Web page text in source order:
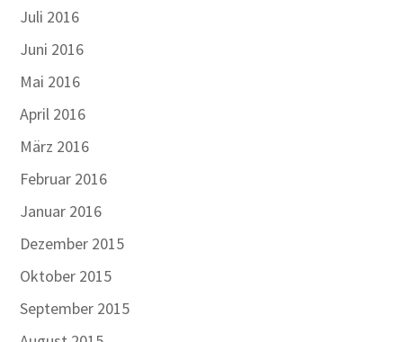
Juli 2016
Juni 2016
Mai 2016
April 2016
März 2016
Februar 2016
Januar 2016
Dezember 2015
Oktober 2015
September 2015